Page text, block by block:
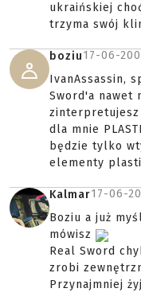
ukraińskiej
trzyma swój
boziu17-06-
IvanAssassin,
Sword'a nawet
zinterpretujesz
dla mnie
będzie tylko
elementy
Kalmar17-06-
Boziu a już
mówisz
Real Sword
zrobi
Przynajmniej